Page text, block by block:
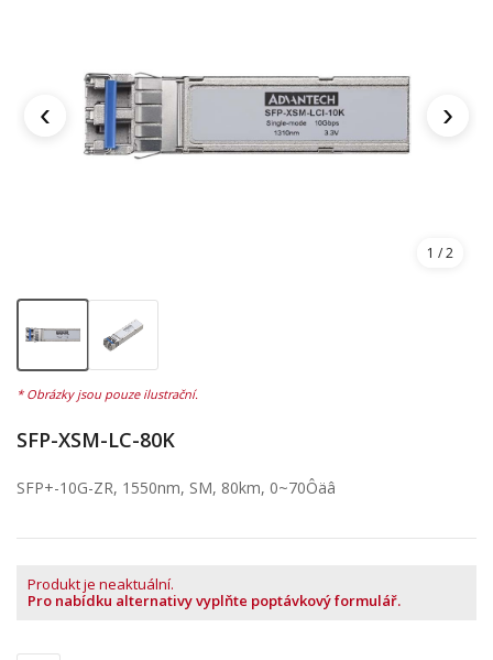
‹ ›
1 / 2
SFP-XSM-LC-80K
SFP+-10G-ZR, 1550nm, SM, 80km, 0~70Ôäâ
Produkt je neaktuální.
Pro nabídku alternativy vyplňte poptávkový formulář.